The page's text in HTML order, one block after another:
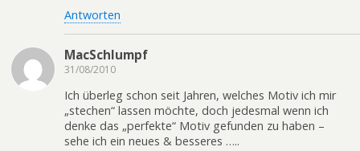
Antworten
MacSchlumpf
31/08/2010
Ich überleg schon seit Jahren, welches Motiv ich mir
„stechen“ lassen möchte, doch jedesmal wenn ich
denke das „perfekte“ Motiv gefunden zu haben –
sehe ich ein neues & besseres …..